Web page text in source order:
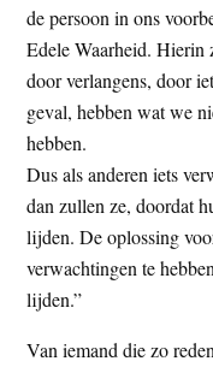
de persoon in ons
Edele Waarheid. Hierin
door verlangens, door
geval, hebben wat we
hebben.
Dus als anderen iets
dan zullen ze, doordat
lijden. De oplossing
verwachtingen te
lijden.”
Van iemand die zo